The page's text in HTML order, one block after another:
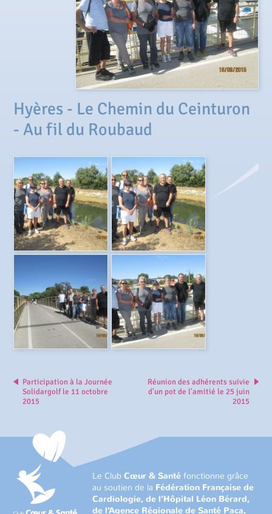
Hyères - Le Chemin du Ceinturon
- Au fil du Roubaud
Participation à la Journée
Solidargolf le 11 octobre
2015
Réunion des adhérents suivie
d'un pot de l'amitié le 25 juin
2015
Le ClubCœur & Santé fonctionne grâce
au soutien de la Fédération Française de
Cardiologie, de l’Hôpital Léon Bérard,
de l’Agence Régionale de Santé Paca,